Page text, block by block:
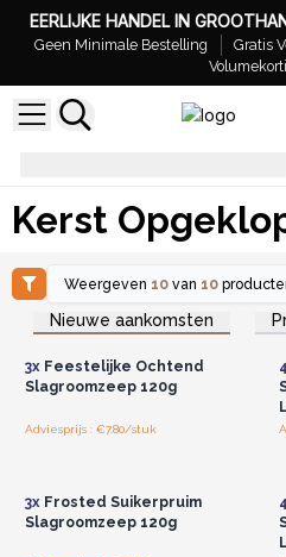
EERLIJKE HANDEL IN
Geen Minimale Bestelling Gratis
Kerst
Weergeven 10 van 10
Nieuwe aankomsten
Log in of registreer u voor
groothandelsprijzen.
3xFeestelijke Ochtend
Slagroomzeep 120g
Adviesprijs : €7.80/stuk
3xFrosted Suikerpruim
Slagroomzeep 120g